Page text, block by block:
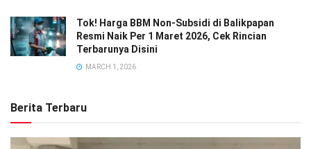
Tok! Harga BBM Non-Subsidi di Balikpapan
Resmi Naik Per 1 Maret 2026, Cek Rincian
Terbarunya Disini
MARCH 1, 2026
Berita Terbaru